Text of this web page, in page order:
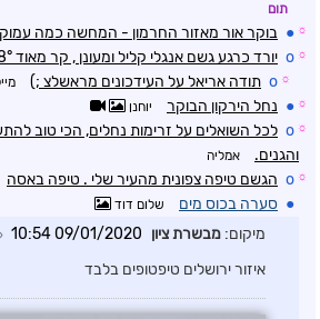
תום
☼
● בוקר אור מאזור החרמון - המחשה כמה
☼
o יורד כרגע גשם אנגלי קליל ומעונן , קר מאוד 9.8° לשעה זאת
☼
o תודה אריאל על העידכונים מראשלצ ;)
☼
● נחל הירקון הבוקר יוחנן
☼
o לכל השואלים על זרימות נחלים, הכי טוב
והגנים.
אמליה
☼
o הגשם טיפה צפונית מהעיר שלי . טיפה באסה
● סערה בכוס מים שלום דוד
מיקום: מבשרת ציון 09/01/2020 10:54
איזור ירושלים טיפטופים בלבד